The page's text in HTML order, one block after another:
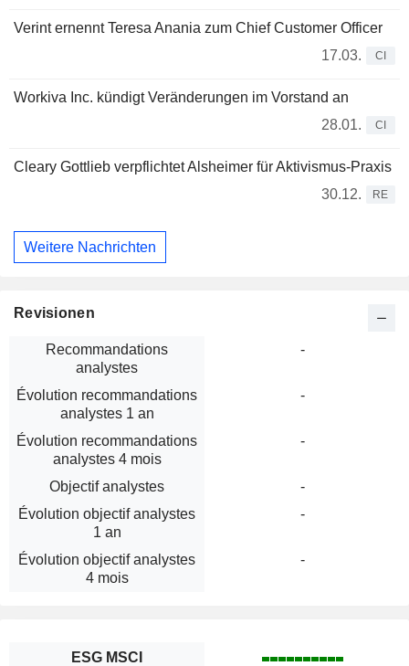
Verint ernennt Teresa Anania zum Chief Customer Officer
17.03.
CI
Workiva Inc. kündigt Veränderungen im Vorstand an
28.01.
CI
Cleary Gottlieb verpflichtet Alsheimer für Aktivismus-Praxis
30.12.
RE
Weitere Nachrichten
Revisionen
Recommandations
analystes
-
Évolution recommandations
analystes 1 an
-
Évolution recommandations
analystes 4 mois
-
Objectif analystes
-
Évolution objectif analystes
1 an
-
Évolution objectif analystes
4 mois
-
ESG MSCI